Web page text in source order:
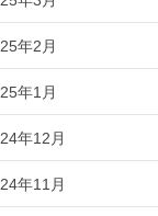
年2月
年1月
年12月
年11月